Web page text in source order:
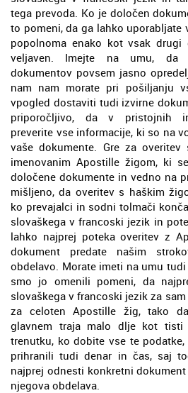
tega prevoda. Ko je določen
to pomeni, da ga lahko
popolnoma enako kot vsak drugi
veljaven. Imejte na umu, da
dokumentov povsem jasno
nam nam morate pri pošiljanju
vpogled dostaviti tudi izvirne
priporočljivo, da v pristojnih
preverite vse informacije, ki so na
vaše dokumente. Gre za
imenovanim Apostille žigom, ki
določene dokumente in vedno na
mišljeno, da overitev s haškim
ko prevajalci in sodni tolmači
slovaškega v francoski jezik in
lahko najprej poteka overitev z
dokument predate našim
obdelavo. Morate imeti na umu
smo jo omenili pomeni, da
slovaškega v francoski jezik za
za celoten Apostille žig, tako
glavnem traja malo dlje kot
trenutku, ko dobite vse te
prihranili tudi denar in čas, saj
najprej odnesti konkretni
njegova obdelava.